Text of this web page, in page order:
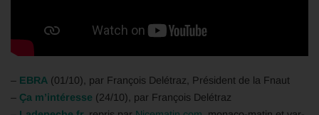
– EBRA (01/10), par François Delétraz, Président de la Fnaut
– Ça m’intéresse (24/10), par François Delétraz